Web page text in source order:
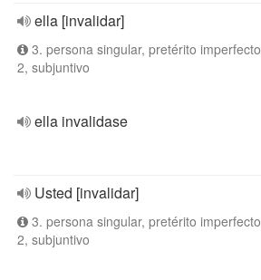
ella [invalidar]
3. persona singular, pretérito imperfecto
2, subjuntivo
ella invalidase
Usted [invalidar]
3. persona singular, pretérito imperfecto
2, subjuntivo